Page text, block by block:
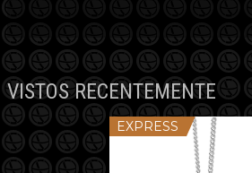
VISTOS RECENTEMENTE
EXPRESS